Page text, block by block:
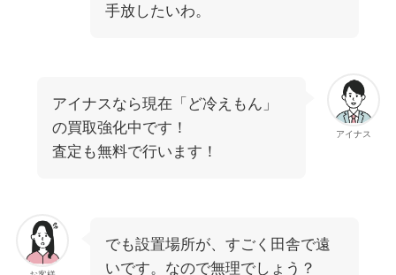
手放したいわ。
アイナス
アイナスなら現在「ど冷えもん」
の買取強化中です！
査定も無料で行います！
でも設置場所が、すごく田舎で遠
いです。なので無理でしょう？